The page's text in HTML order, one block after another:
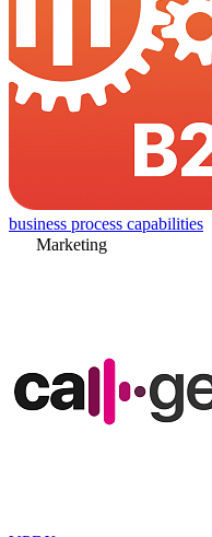
business process capabilities
Marketing